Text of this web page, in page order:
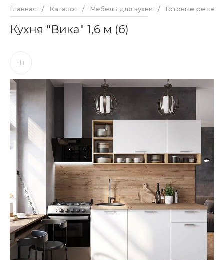
Главная / Каталог / Мебель для кухни / Готовые
Кухня "Вика" 1,6 м (б)